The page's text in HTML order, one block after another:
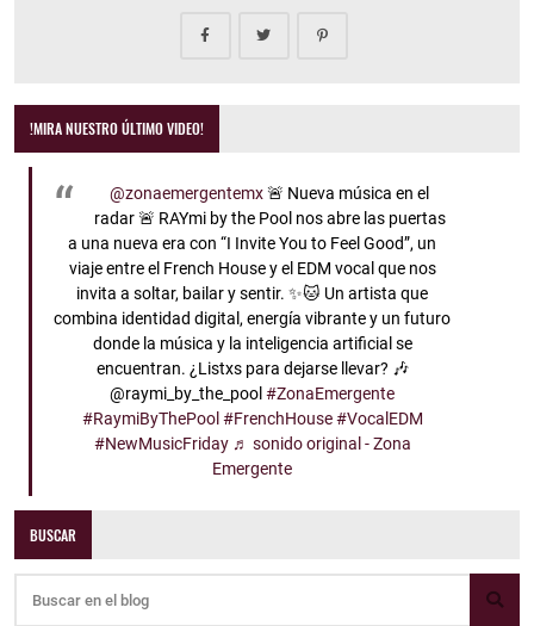
!MIRA NUESTRO ÚLTIMO VIDEO!
@zonaemergentemx🚨 Nueva música en el
radar 🚨 RAYmi by the Pool nos abre las puertas
a una nueva era con “I Invite You to Feel Good”, un
viaje entre el French House y el EDM vocal que nos
invita a soltar, bailar y sentir. ✨🐱 Un artista que
combina identidad digital, energía vibrante y un futuro
donde la música y la inteligencia artificial se
encuentran. ¿Listxs para dejarse llevar? 🎶
@raymi_by_the_pool#ZonaEmergente
#RaymiByThePool #FrenchHouse #VocalEDM
#NewMusicFriday ♬ sonido original - Zona
Emergente
BUSCAR